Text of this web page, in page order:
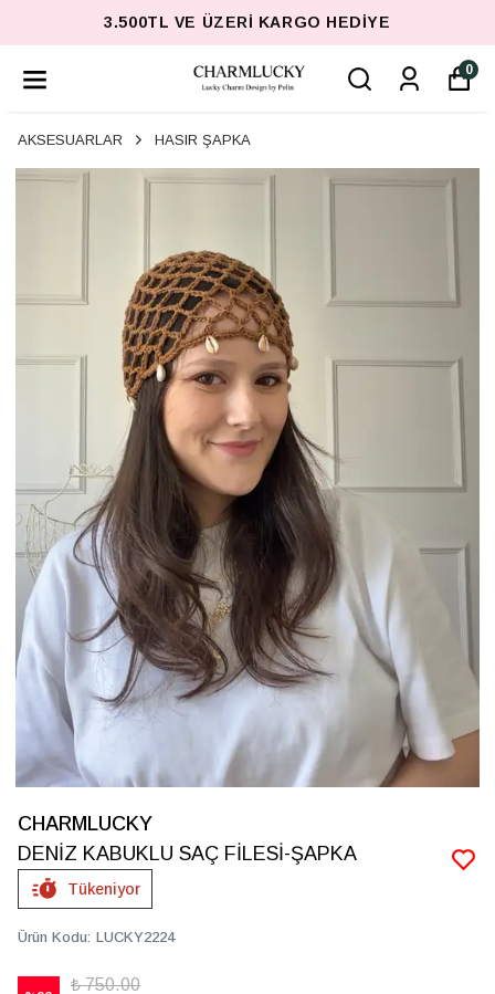
3.500TL VE ÜZERI KARGO HEDIYE
0
AKSESUARLAR HASIR ŞAPKA
CHARMLUCKY
DENİZ KABUKLU SAÇ FİLESİ-ŞAPKA
Tükeniyor
Ürün Kodu: LUCKY2224
₺ 750.00